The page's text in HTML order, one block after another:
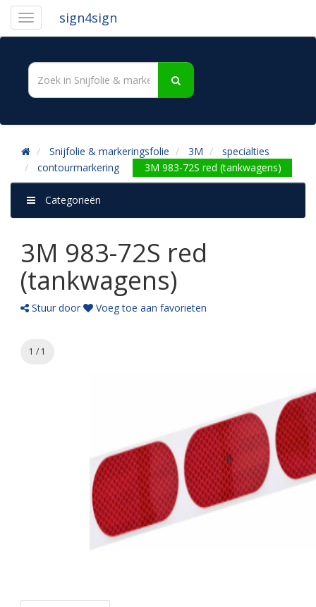
sign4sign
Snijfolie & markeringsfolie 3M
specialties
contourmarkering
3M 983-72S red (tankwagens)
Categorieën
3M 983-72S red
(tankwagens)
Stuur door Voeg toe aan favorieten
1 / 1